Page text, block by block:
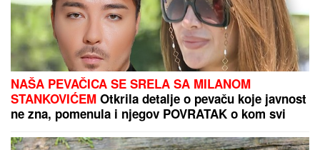
SUPERKUP KAO OPOMENA:
Fortuna ipak nije AZ Alkmar